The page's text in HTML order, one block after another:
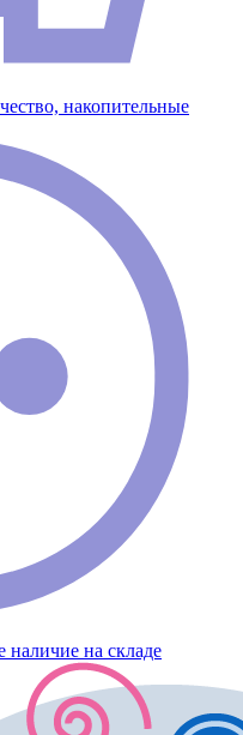
накопительные
наличие на складе